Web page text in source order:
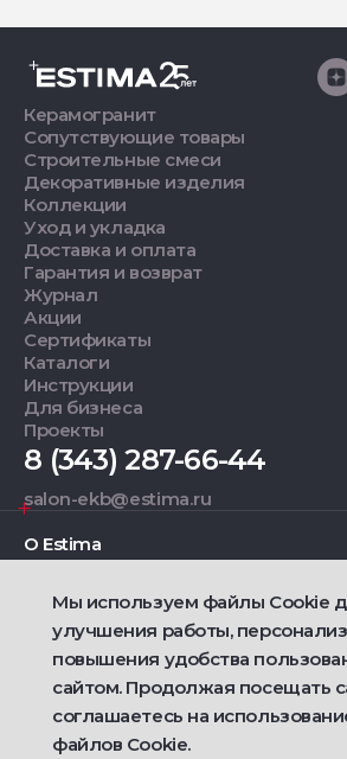
Керамогранит
Сопутствующие товары
Строительные смеси
Декоративные изделия
Коллекции
Уход и укладка
Доставка и оплата
Гарантия и возврат
Журнал
Акции
Сертификаты
Каталоги
Инструкции
Для бизнеса
Проекты
8 (343) 287-66-44
salon-ekb@estima.ru
О Estima
Дизайнерам
Фирменные салоны
2021 — 2026 © Estima
Политика конфиденциальности
Мы используем файлы Cookie
улучшения работы,
повышения удобства
сайтом. Продолжая посещать
соглашаетесь на
файлов Cookie.